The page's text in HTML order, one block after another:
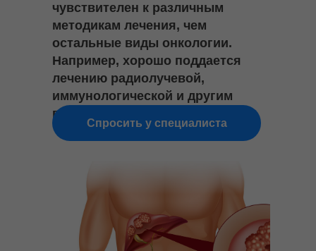
чувствителен к различным
методикам лечения, чем
остальные виды онкологии.
Например, хорошо поддается
лечению радиолучевой,
иммунологической и другим
видам терапии.
Спросить у специалиста